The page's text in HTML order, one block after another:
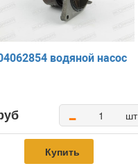
водяной насос
- шт
Купить